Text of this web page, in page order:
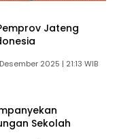
Jateng
2025 | 21:13 WIB
Sekolah